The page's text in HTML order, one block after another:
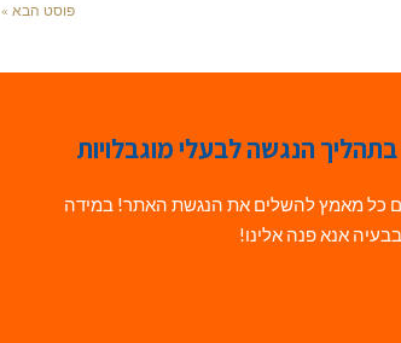
פוסט הבא »
הנגשה לבעלי מוגבלויות
כל מאמץ להשלים את הנגשת האתר! במידה
אנא פנה אלינו!